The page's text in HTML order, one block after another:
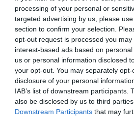
processing of your personal or
targeted advertising by us, please
section to confirm your selection.
opt-out request is processed you may
interest-based ads based on
us or personal information disclosed
your opt-out. You may separately
disclosure of your personal
IAB’s list of downstream participants.
also be disclosed by us to third
Downstream Participants that may
4 idées d’escapades autour de
Ljubljana
Le 26 novembre 2025
Par Marie Cordier
Inspiration
8 bonnes raisons de partir en